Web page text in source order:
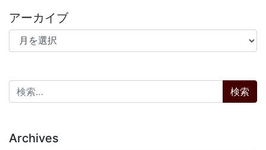
アーカイブ
アーカイブ
検索:
Archives